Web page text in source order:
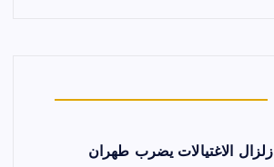
زلزال الاغتيالات يضرب طهران